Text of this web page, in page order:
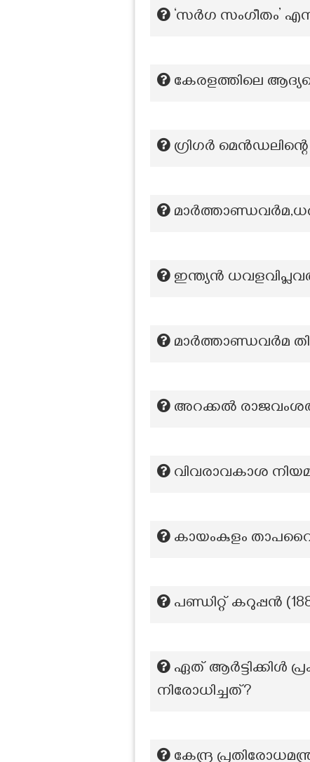
‘സർഗ സംഗീതം’
കേരളത്തിലെ
ഗ്രിഗർ
ഇന്ത്യന്‍
മാർത്താണ്ഡവർമ
അറക്കൽ
വിവരാവകാശ
കായംകുളം
പണ്ഡിറ്റ് കറുപ്പൻ
ഏത് ആർട്ടിക്കിൾ
നിരോധിച്ചത്?
കേന്ദ്ര